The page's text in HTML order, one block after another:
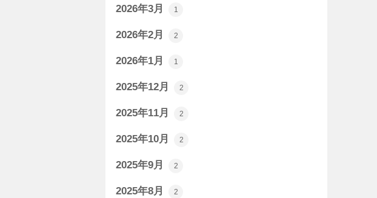
2026年3月 1
2026年2月 2
2026年1月 1
2025年12月 2
2025年11月 2
2025年10月 2
2025年9月 2
2025年8月 2